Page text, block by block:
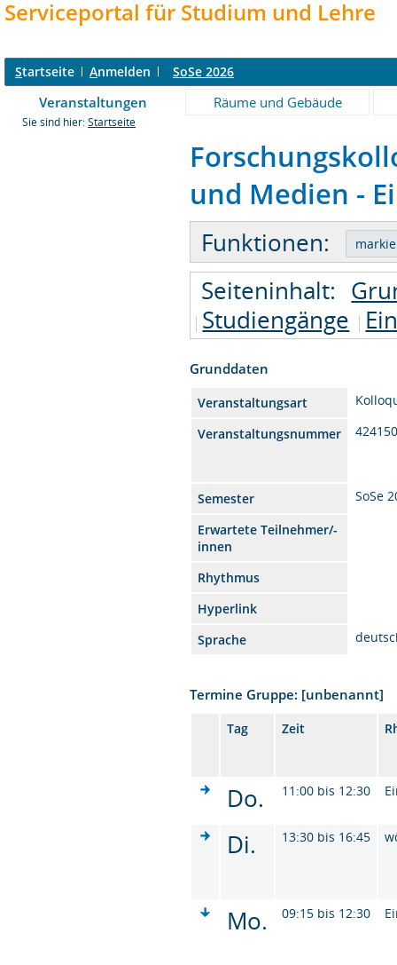
Serviceportal für Studium und Lehre
Startseite Anmelden SoSe 2026
Veranstaltungen Räume und Gebäude
Sie sind hier: Startseite
und Medien -
Funktionen:
Seiteninhalt:
Studiengänge
Grunddaten
Veranstaltungsart
Veranstaltungsnummer
Semester
SoSe
Erwartete Teilnehmer/-
innen
Rhythmus
Hyperlink
Sprache
Termine Gruppe: [unbenannt]
Tag Zeit
Do. 11:00 bis 12:30
Di. 13:30 bis 16:45
Mo. 09:15 bis 12:30